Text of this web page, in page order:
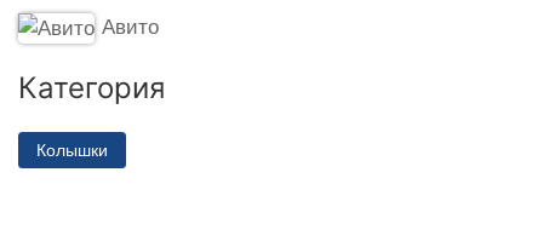
Авито
Категория
Колышки